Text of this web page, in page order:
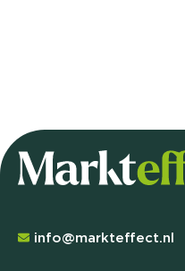
info@markteffect.nl